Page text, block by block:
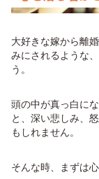
大好きな嫁から離
みにされるような
う。
頭の中が真っ白に
と、深い悲しみ、
もしれません。
そんな時、まずは